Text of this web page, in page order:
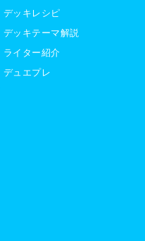
デッキレシピ
デッキテーマ解説
ライター紹介
デュエプレ